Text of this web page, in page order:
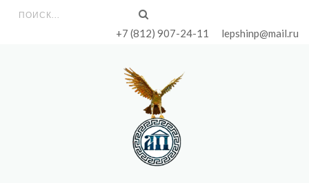
Форма поиска+7 (812) 907-24-11 lepshinp@mail.ru
ГЛАВНАЯ